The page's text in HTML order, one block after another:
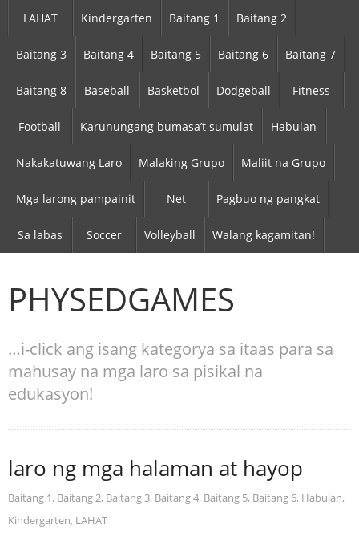
LAHAT Kindergarten Baitang 1 Baitang 2
Baitang 3 Baitang 4 Baitang 5 Baitang 6 Baitang 7
Baitang 8 Baseball Basketbol Dodgeball Fitness
Football Karunungang bumasa’t sumulat Habulan
Nakakatuwang Laro Malaking Grupo Maliit na Grupo
Mga larong pampainit Net Pagbuo ng pangkat
Sa labas Soccer Volleyball Walang kagamitan!
PHYSEDGAMES
…i-click ang isang kategorya sa itaas para sa
mahusay na mga laro sa pisikal na
edukasyon!
laro ng mga halaman at hayop
Baitang 1, Baitang 2, Baitang 3, Baitang 4, Baitang 5, Baitang 6, Habulan,
Kindergarten, LAHAT